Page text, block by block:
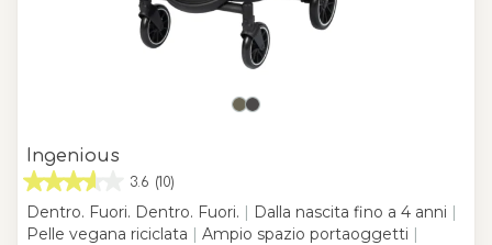
Ingenious
3.6 (10)
Dentro. Fuori. Dentro. Fuori. | Dalla nascita fino a 4 anni |
Pelle vegana riciclata | Ampio spazio portaoggetti |